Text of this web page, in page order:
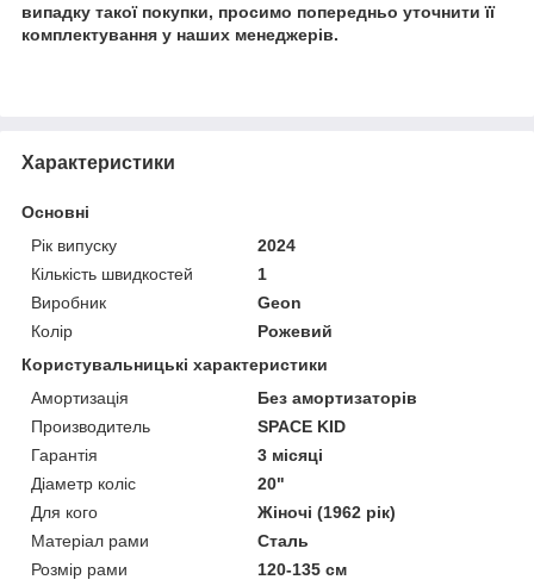
випадку такої покупки, просимо попередньо уточнити її
комплектування у наших менеджерів.
Характеристики
Основні
Рік випуску
2024
Кількість швидкостей
1
Виробник
Geon
Колір
Рожевий
Користувальницькі характеристики
Амортизація
Без амортизаторів
Производитель
SPACE KID
Гарантія
3 місяці
Діаметр коліс
20"
Для кого
Жіночі (1962 рік)
Матеріал рами
Сталь
Розмір рами
120-135 см